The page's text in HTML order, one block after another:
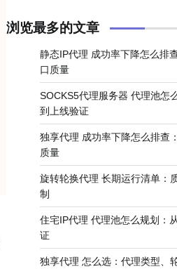
浏览最多的文章
静态IP代理 成功率下降怎么排
口质量
SOCKS5代理服务器 代理池怎
到上线验证
独享代理 成功率下降怎么排查
质量
旋转轮换代理 长期运行清单：
制
住宅IP代理 代理池怎么规划：
证
独享代理 怎么选：代理类型、